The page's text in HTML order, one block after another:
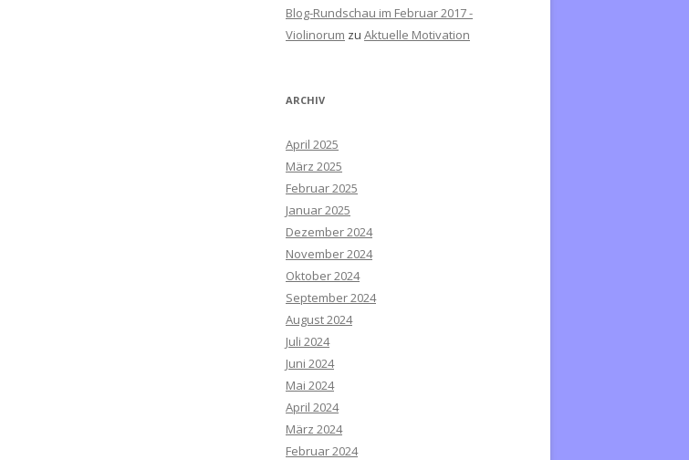
Blog-Rundschau im Februar 2017 -
Violinorum zu Aktuelle Motivation
ARCHIV
April 2025
März 2025
Februar 2025
Januar 2025
Dezember 2024
November 2024
Oktober 2024
September 2024
August 2024
Juli 2024
Juni 2024
Mai 2024
April 2024
März 2024
Februar 2024